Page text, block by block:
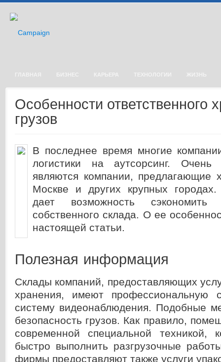
ГЛАВНАЯ БИЗНЕС КАРЬЕРА ТЕХНОЛОГИИ ЖИЗНЬ
Особенности ответственного
грузов
В последнее время многие
логистики на аутсорсинг. Очень
являются компании, предлагающие
Москве и других крупных
дает возможность
собственного склада. О ее
настоящей статьи.
Полезная информация
Склады компаний, предоставляющих
хранения, имеют профессиональную
систему видеонаблюдения. Подобные
безопасность грузов. Как правило,
современной специальной техникой,
быстро выполнить разгрузочные
фирмы предоставляют также услуги